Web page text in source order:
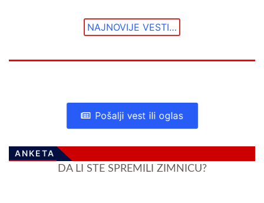
NAJNOVIJE VESTI…
Pošalji vest ili oglas
ANKETA
DA LI STE SPREMILI ZIMNICU?